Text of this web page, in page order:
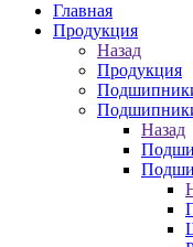
Главная
Продукция
Назад
Продукция
Подшипники
Назад